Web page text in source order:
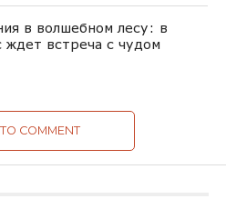
в волшебном лесу: в
ждет встреча с чудом
COMMENT